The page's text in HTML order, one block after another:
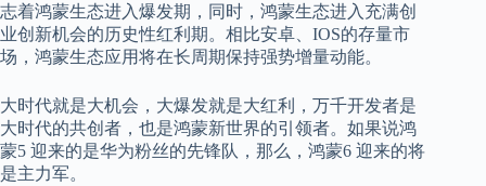
志着鸿蒙生态进入爆发期，同时，鸿蒙生态进入充满创
业创新机会的历史性红利期。相比安卓、IOS的存量市
场，鸿蒙生态应用将在长周期保持强势增量动能。
大时代就是大机会，大爆发就是大红利，万千开发者是
大时代的共创者，也是鸿蒙新世界的引领者。如果说鸿
蒙5 迎来的是华为粉丝的先锋队，那么，鸿蒙6 迎来的将
是主力军。